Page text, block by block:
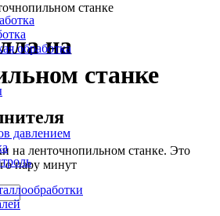
обработка
давлением
станке
на
станке
на ленточнопильном станке. Это
пару минут